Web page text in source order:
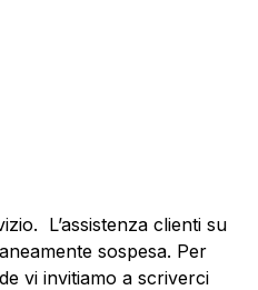
L’assistenza clienti su
sospesa. Per
vi invitiamo a scriverci